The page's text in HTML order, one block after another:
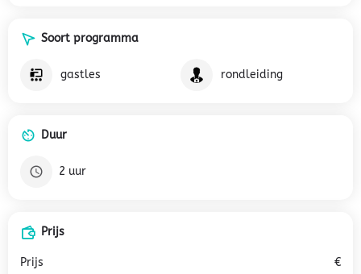
Soort programma
gastles rondleiding
Duur
2 uur
Prijs
Prijs €